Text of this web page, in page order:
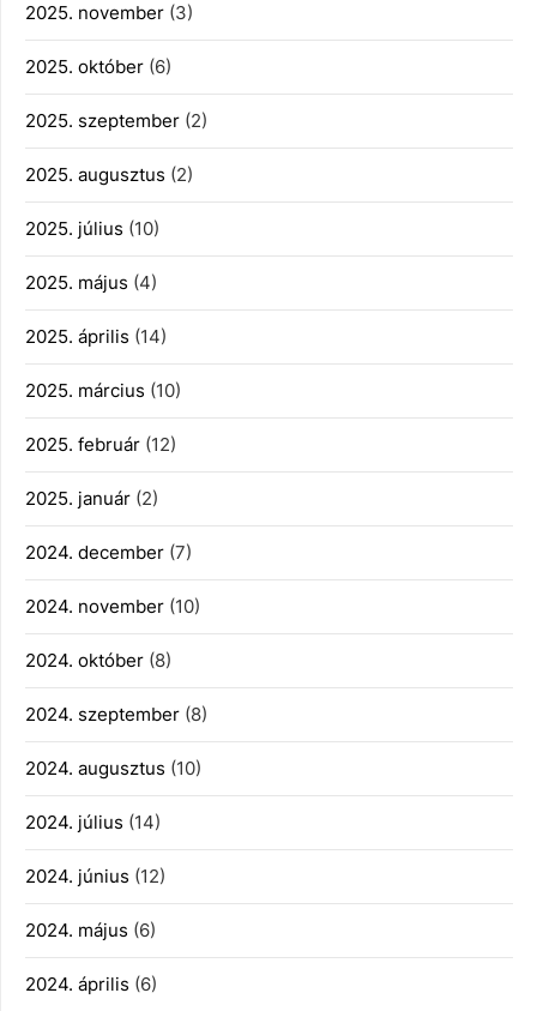
2025. november (3)
2025. október (6)
2025. szeptember (2)
2025. augusztus (2)
2025. július (10)
2025. május (4)
2025. április (14)
2025. március (10)
2025. február (12)
2025. január (2)
2024. december (7)
2024. november (10)
2024. október (8)
2024. szeptember (8)
2024. augusztus (10)
2024. július (14)
2024. június (12)
2024. május (6)
2024. április (6)